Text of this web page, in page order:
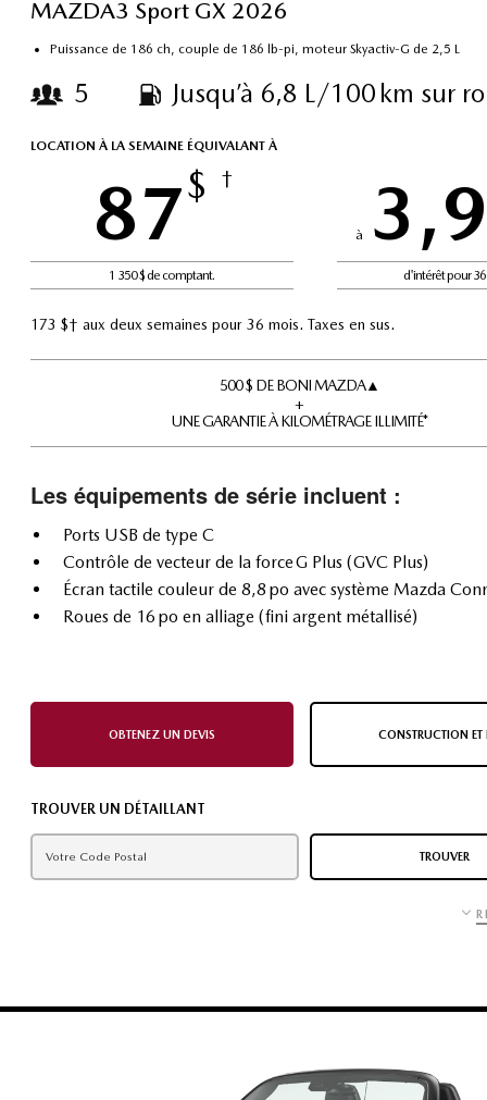
MAZDA3 Sport GX 2026
Puissance de 186 ch, couple de 186 lb-pi, moteur Skyactiv-G de 2,5 L
5 Jusqu’à 6,8 L/100 km sur
LOCATION À LA SEMAINE ÉQUIVALANT À
87$ †
1 350 $ de comptant.
à
d'intérêt pour
173 $† aux deux semaines pour 36 mois. Taxes en sus.
500 $ DE BONI MAZDA▲
+
UNE GARANTIE À KILOMÉTRAGE ILLIMITÉ*
Les équipements de série incluent :
Ports USB de type C
Contrôle de vecteur de la force G Plus (GVC Plus)
Écran tactile couleur de 8,8 po avec système Mazda
Roues de 16 po en alliage (fini argent métallisé)
OBTENEZ UN DEVIS CONSTRUCTION ET
TROUVER UN DÉTAILLANT
TROUVER